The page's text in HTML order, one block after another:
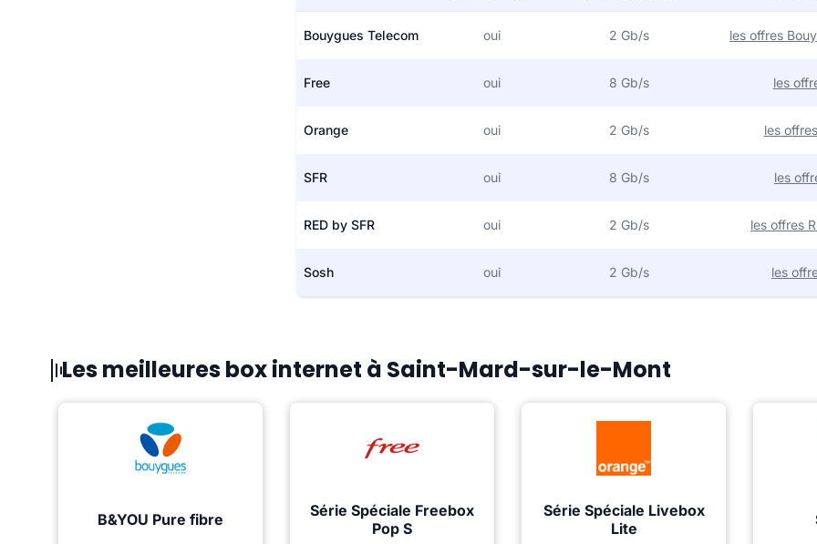
Bouygues Telecom oui 2 Gb/s les offres
Free oui 8 Gb/s les
Orange oui 2 Gb/s les
SFR oui 8 Gb/s les
RED by SFR oui 2 Gb/s les offres
Sosh oui 2 Gb/s les
Les meilleures box internet à Saint-Mard-sur-le-Mont
B&YOU Pure fibre
Série Spéciale Freebox
Pop S
Série Spéciale Livebox
Lite